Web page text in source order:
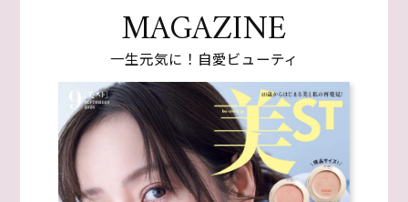
MAGAZINE
一生元気に！自愛ビューティ